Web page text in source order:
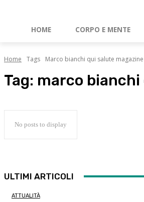
HOME CORPO E MENTE
Home Tags Marco bianchi qui salute magazine
Tag: marco
No posts to display
ULTIMI ARTICOLI
ATTUALITÀ